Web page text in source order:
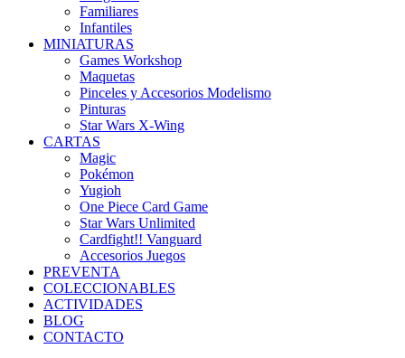
Familiares
Infantiles
MINIATURAS
Games Workshop
Maquetas
Pinceles y Accesorios Modelismo
Pinturas
Star Wars X-Wing
CARTAS
Magic
Pokémon
Yugioh
One Piece Card Game
Star Wars Unlimited
Cardfight!! Vanguard
Accesorios Juegos
PREVENTA
COLECCIONABLES
ACTIVIDADES
BLOG
CONTACTO